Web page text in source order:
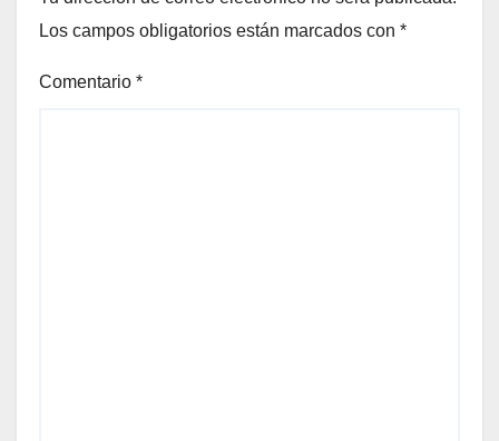
Los campos obligatorios están marcados con *
Comentario *